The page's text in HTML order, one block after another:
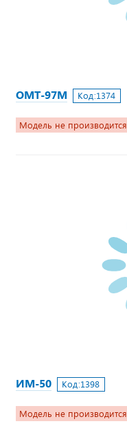
ОМТ-97М Код:1374
Модель не производится
ИМ-50 Код:1398
Модель не производится